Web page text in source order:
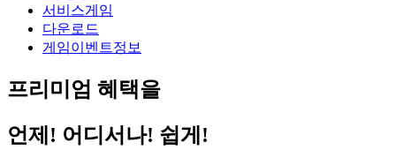
서비스게임
다운로드
게임이벤트정보
프리미엄 혜택을
언제! 어디서나! 쉽게!